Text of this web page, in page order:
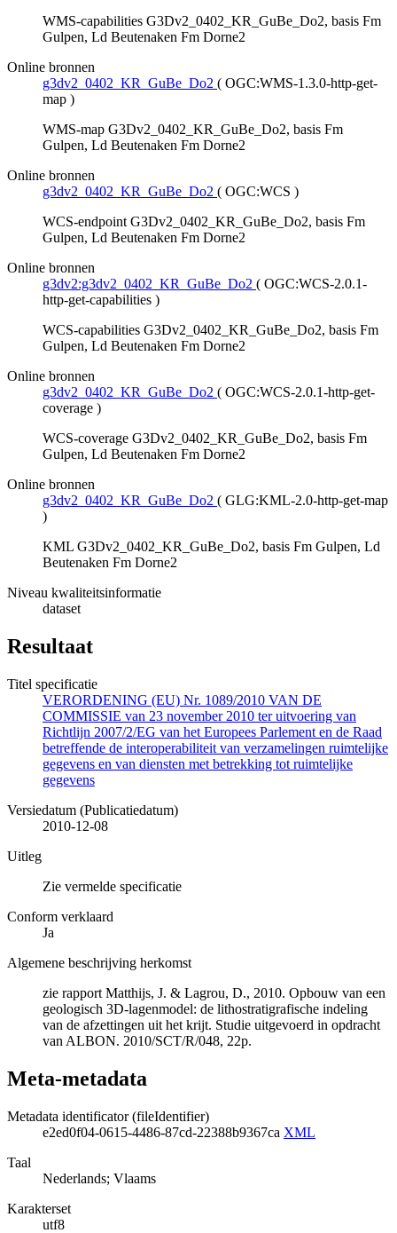
WMS-capabilities G3Dv2_0402_KR_GuBe_Do2, basis Fm
Gulpen, Ld Beutenaken Fm Dorne2
Online bronnen
g3dv2_0402_KR_GuBe_Do2 ( OGC:WMS-1.3.0-http-get-
map )
WMS-map G3Dv2_0402_KR_GuBe_Do2, basis Fm
Gulpen, Ld Beutenaken Fm Dorne2
Online bronnen
g3dv2_0402_KR_GuBe_Do2 ( OGC:WCS )
WCS-endpoint G3Dv2_0402_KR_GuBe_Do2, basis Fm
Gulpen, Ld Beutenaken Fm Dorne2
Online bronnen
g3dv2:g3dv2_0402_KR_GuBe_Do2 ( OGC:WCS-2.0.1-
http-get-capabilities )
WCS-capabilities G3Dv2_0402_KR_GuBe_Do2, basis Fm
Gulpen, Ld Beutenaken Fm Dorne2
Online bronnen
g3dv2_0402_KR_GuBe_Do2 ( OGC:WCS-2.0.1-http-get-
coverage )
WCS-coverage G3Dv2_0402_KR_GuBe_Do2, basis Fm
Gulpen, Ld Beutenaken Fm Dorne2
Online bronnen
g3dv2_0402_KR_GuBe_Do2 ( GLG:KML-2.0-http-get-map
)
KML G3Dv2_0402_KR_GuBe_Do2, basis Fm Gulpen, Ld
Beutenaken Fm Dorne2
Niveau kwaliteitsinformatie
dataset
Resultaat
Titel specificatie
VERORDENING (EU) Nr. 1089/2010 VAN DE
COMMISSIE van 23 november 2010 ter uitvoering van
Richtlijn 2007/2/EG van het Europees Parlement en de Raad
betreffende de interoperabiliteit van verzamelingen ruimtelijke
gegevens en van diensten met betrekking tot ruimtelijke
gegevens
Versiedatum (Publicatiedatum)
2010-12-08
Uitleg
Zie vermelde specificatie
Conform verklaard
Ja
Algemene beschrijving herkomst
zie rapport Matthijs, J. & Lagrou, D., 2010. Opbouw van een
geologisch 3D-lagenmodel: de lithostratigrafische indeling
van de afzettingen uit het krijt. Studie uitgevoerd in opdracht
van ALBON. 2010/SCT/R/048, 22p.
Meta-metadata
Metadata identificator (fileIdentifier)
e2ed0f04-0615-4486-87cd-22388b9367ca XML
Taal
Nederlands; Vlaams
Karakterset
utf8